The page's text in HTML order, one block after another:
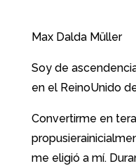
Max Dalda Müller
Soy de
en el ReinoUnido
Convertirme en
me eligió a mí.